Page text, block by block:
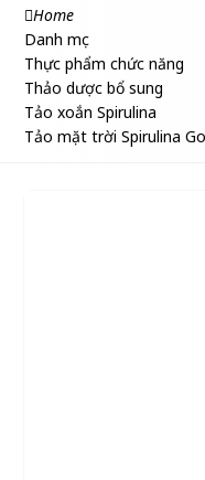
Home
Danh mục
Thực phẩm chức năng
Thảo dược bổ sung
Tảo xoắn Spirulina
Tảo mặt trời Spirulina